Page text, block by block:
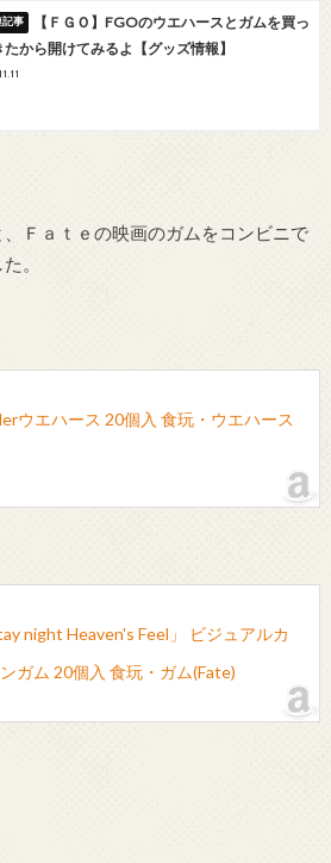
【ＦＧＯ】FGOのウエハースとガムを買っ
たから開けてみるよ【グッズ情報】
Ｆａｔｅの映画のガムをコンビニで
。
ウエハース 20個入 食玩・ウエハース
night Heaven's Feel」 ビジュアルカ
ガム 20個入 食玩・ガム(Fate)